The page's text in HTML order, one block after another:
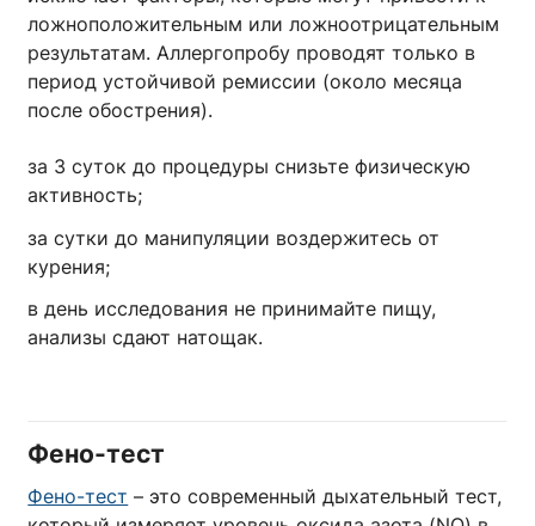
ложноположительным или ложноотрицательным
результатам. Аллергопробу проводят только в
период устойчивой ремиссии (около месяца
после обострения).
за 3 суток до процедуры снизьте физическую
активность;
за сутки до манипуляции воздержитесь от
курения;
в день исследования не принимайте пищу,
анализы сдают натощак.
Фено-тест
Фено-тест – это современный дыхательный тест,